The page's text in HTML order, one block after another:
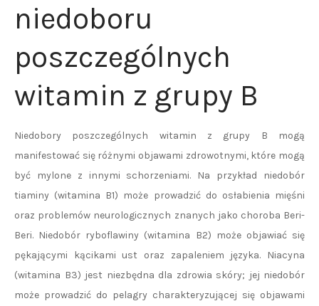
niedoboru
poszczególnych
witamin z grupy B
Niedobory poszczególnych witamin z grupy B mogą
manifestować się różnymi objawami zdrowotnymi, które mogą
być mylone z innymi schorzeniami. Na przykład niedobór
tiaminy (witamina B1) może prowadzić do osłabienia mięśni
oraz problemów neurologicznych znanych jako choroba Beri-
Beri. Niedobór ryboflawiny (witamina B2) może objawiać się
pękającymi kącikami ust oraz zapaleniem języka. Niacyna
(witamina B3) jest niezbędna dla zdrowia skóry; jej niedobór
może prowadzić do pelagry charakteryzującej się objawami